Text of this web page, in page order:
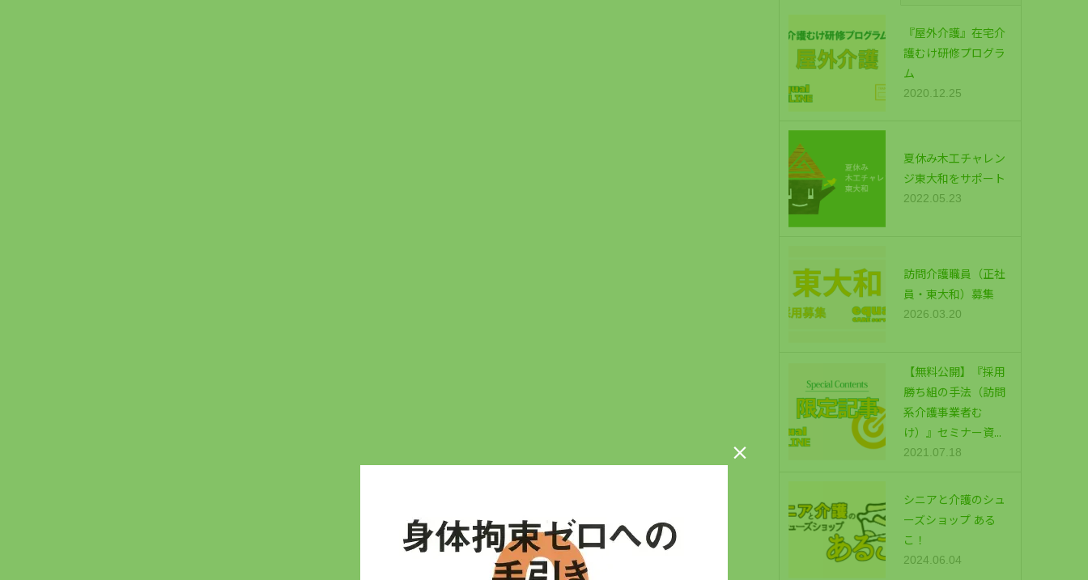
『屋外介護』在宅介
護むけ研修プログラ
ム
2020.12.25
夏休み木工チャレン
ジ東大和をサポート
2022.05.23
訪問介護職員（正社
員・東大和）募集
2026.03.20
【無料公開】『採用
勝ち組の手法（訪問
系介護事業者む
け）』セミナー資...
2021.07.18
シニアと介護のシュ
ーズショップ ある
こ！
2024.06.04
